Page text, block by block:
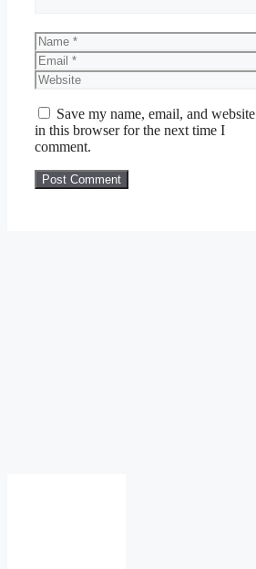
Name
Email
Website
Save my name, email, and website
in this browser for the next time I
comment.